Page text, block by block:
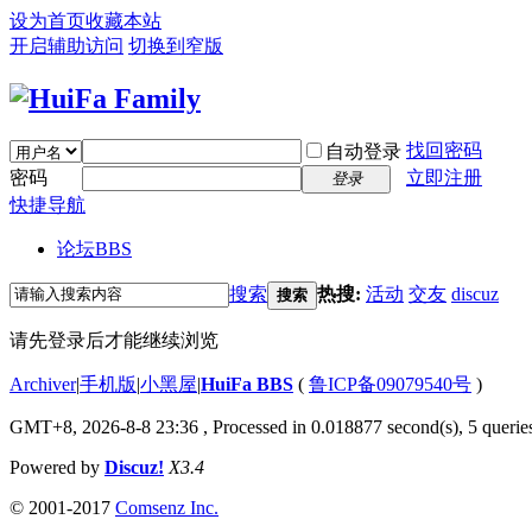
设为首页收藏本站
开启辅助访问 切换到窄版
自动登录 找回密码
密码
登录
立即注册
快捷导航
论坛BBS
搜索 搜索 热搜: 活动 交友 discuz
请先登录后才能继续浏览
Archiver|手机版|小黑屋|HuiFa BBS ( 鲁ICP备09079540号 )
GMT+8, 2026-8-8 23:36 , Processed in 0.018877 second(s), 5
Powered by Discuz! X3.4
© 2001-2017 Comsenz Inc.